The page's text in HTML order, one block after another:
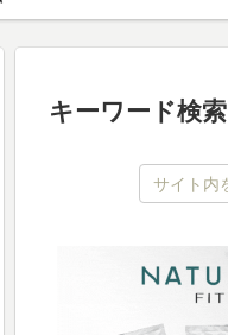
キーワード検索